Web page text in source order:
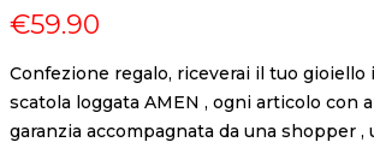
€59.90
Confezione regalo, riceverai il tuo gioiello
scatola loggata AMEN , ogni articolo con
garanzia accompagnata da una shopper ,